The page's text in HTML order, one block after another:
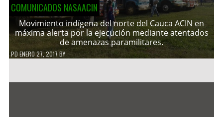
COMUNICADOS NASAACIN
Movimiento indígena del norte del Cauca ACIN en
máxima alerta por la ejecución mediante atentados
de amenazas paramilitares.
PDENERO 27, 2017 BY